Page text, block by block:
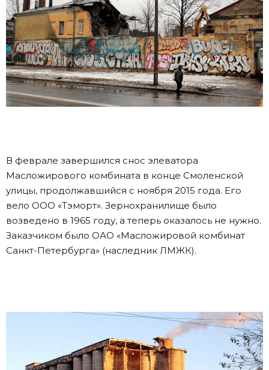
В феврале завершился снос элеватора
Масложирового комбината в конце Смоленской
улицы, продолжавшийся с ноября 2015 года. Его
вело ООО «Тэморт». Зернохранилище было
возведено в 1965 году, а теперь оказалось не нужно.
Заказчиком было ОАО «Масложировой комбинат
Санкт-Петербурга» (наследник ЛМЖК).